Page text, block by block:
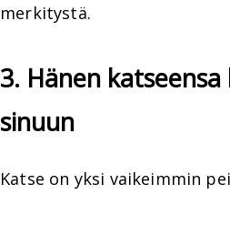
merkitystä.
3. Hänen
sinuun
Katse on yksi vaikeimmin